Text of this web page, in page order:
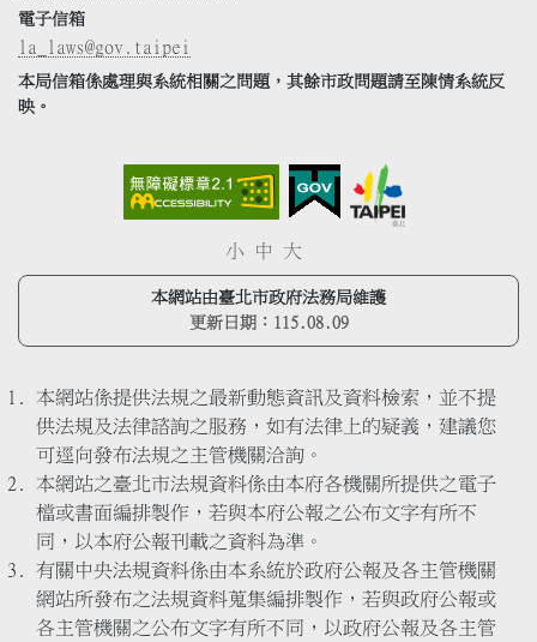
電子信箱
la_laws@gov.taipei
本局信箱係處理與系統相關之問題，其餘市政問題請至陳情系統反
映。
小 中 大
本網站由臺北市政府法務局維護
更新日期： 115.08.09
本網站係提供法規之最新動態資訊及資料檢索，並不提
供法規及法律諮詢之服務，如有法律上的疑義，建議您
可逕向發布法規之主管機關洽詢。
本網站之臺北市法規資料係由本府各機關所提供之電子
檔或書面編排製作，若與本府公報之公布文字有所不
同，以本府公報刊載之資料為準。
有關中央法規資料係由本系統於政府公報及各主管機關
網站所發布之法規資料蒐集編排製作，若與政府公報或
各主管機關之公布文字有所不同，以政府公報及各主管